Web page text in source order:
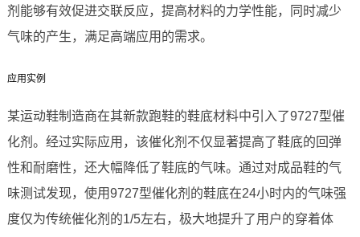
剂能够有效促进交联反应，提高材料的力学性能，同时减少
气味的产生，满足高端应用的需求。
应用实例
某运动鞋制造商在其新款跑鞋的鞋底材料中引入了9727型催
化剂。经过实际应用，该催化剂不仅显著提高了鞋底的回弹
性和耐磨性，还大幅降低了鞋底的气味。通过对成品鞋的气
味测试发现，使用9727型催化剂的鞋底在24小时内的气味强
度仅为传统催化剂的1/5左右，极大地提升了用户的穿着体